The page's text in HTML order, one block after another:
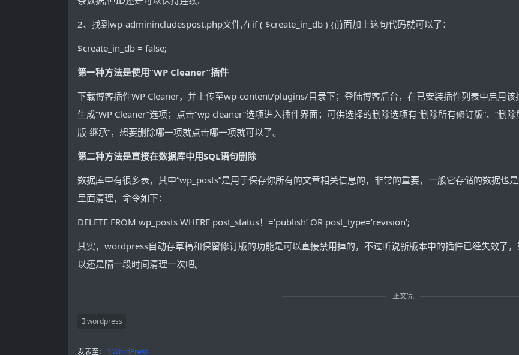
2、找到wp-adminincludespost.php文件,在if ( $create_in_db ) {前面加上这句代码就可以了：
$create_in_db = false;
第一种方法是使用“WP Cleaner”插件
下载博客插件WP Cleaner，并上传至wp-content/plugins/目录下；登陆博客后台，在已安装插件列表中启用该
生成“WP Cleaner”选项；点击“wp cleaner”选项进入插件界面；可供选择的删除选项有“删除所有修订版”、“删
版-继承”，想要删除哪一项就点击哪一项就可以了。
第二种方法是直接在数据库中用SQL语句删除
数据库中有很多表，其中“wp_posts”是用于保存你所有的文章相关信息的，非常的重要，一般它存储的数据也
里面清理，命令如下：
DELETE FROM wp_posts WHERE post_status！=’publish’ OR post_type=’revision’;
其实，wordpress自动存草稿和保留修订版的功能是可以直接禁用掉的，不过听说新版本中的插件已经失效了
以还是隔一段时间清理一次吧。
正文完
wordpress
发表至： WordPress